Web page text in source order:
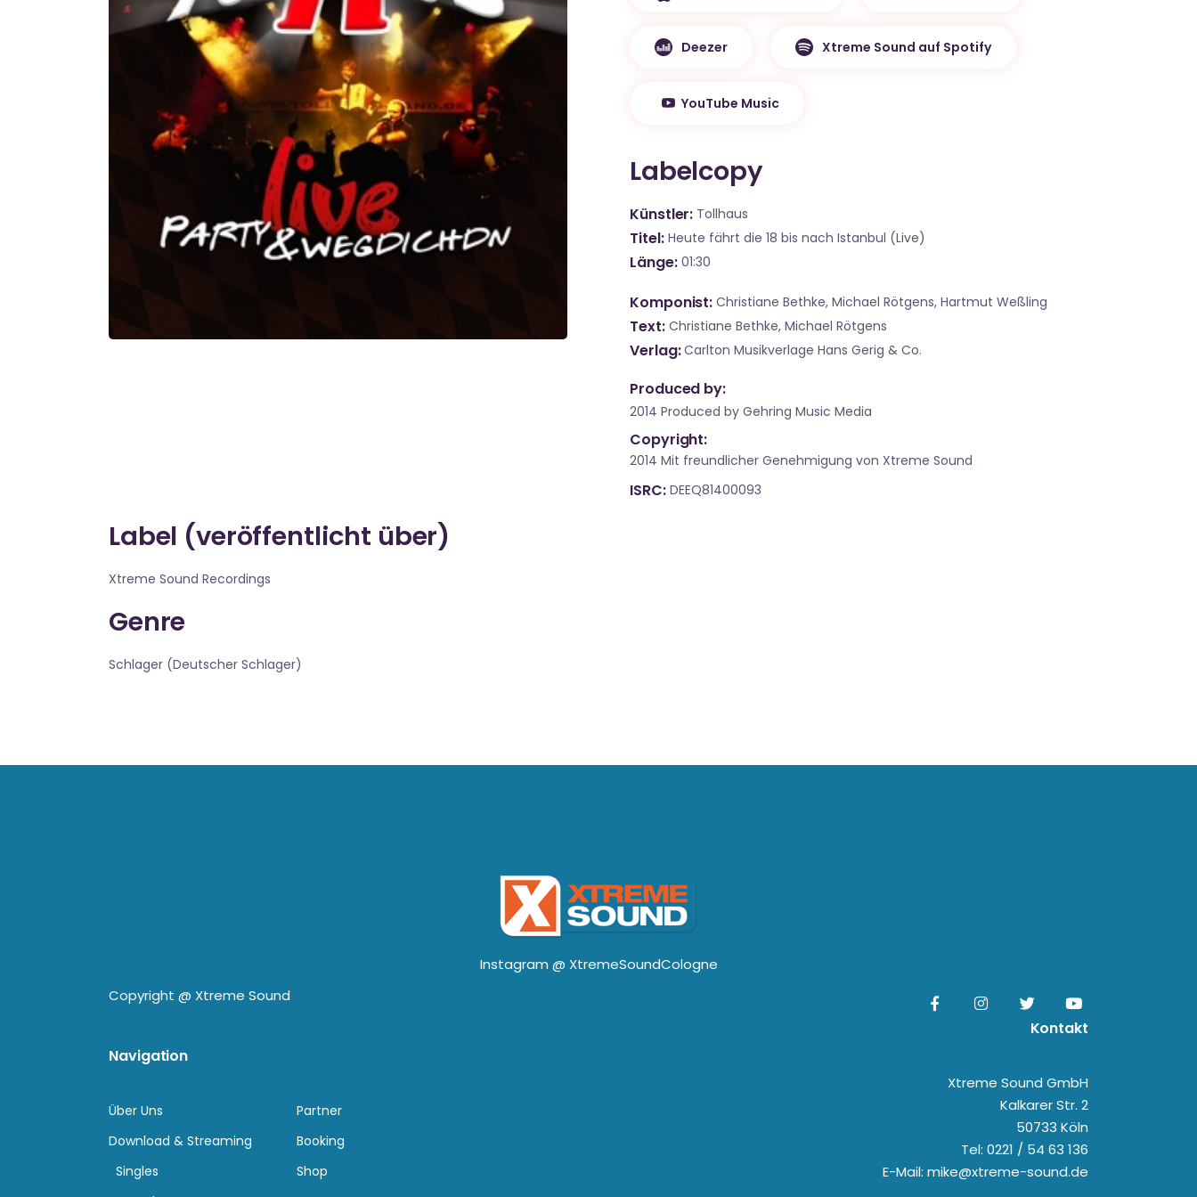
Deezer Xtreme Sound auf Spotify
YouTube Music
Labelcopy
Künstler Tollhaus
Titel Heute fährt die 18 bis nach Istanbul (Live)
Länge 01:30
Komponist Christiane Bethke, Michael Rötgens, Hartmut Weßling
Text Christiane Bethke, Michael Rötgens
Verlag Carlton Musikverlage Hans Gerig & Co.
Produced by:
2014 Produced by Gehring Music Media
Copyright:
2014 Mit freundlicher Genehmigung von Xtreme Sound
ISRC DEEQ81400093
Label (veröffentlicht über)
Xtreme Sound Recordings
Genre
Schlager (Deutscher Schlager)
Instagram @ XtremeSoundCologne
Copyright @ Xtreme Sound
Navigation
Über Uns
Download & Streaming
Singles
Partner
Booking
Shop
Kontakt
Xtreme Sound GmbH
Kalkarer Str. 2
50733 Köln
Tel: 0221 / 54 63 136
E-Mail: mike@xtreme-sound.de